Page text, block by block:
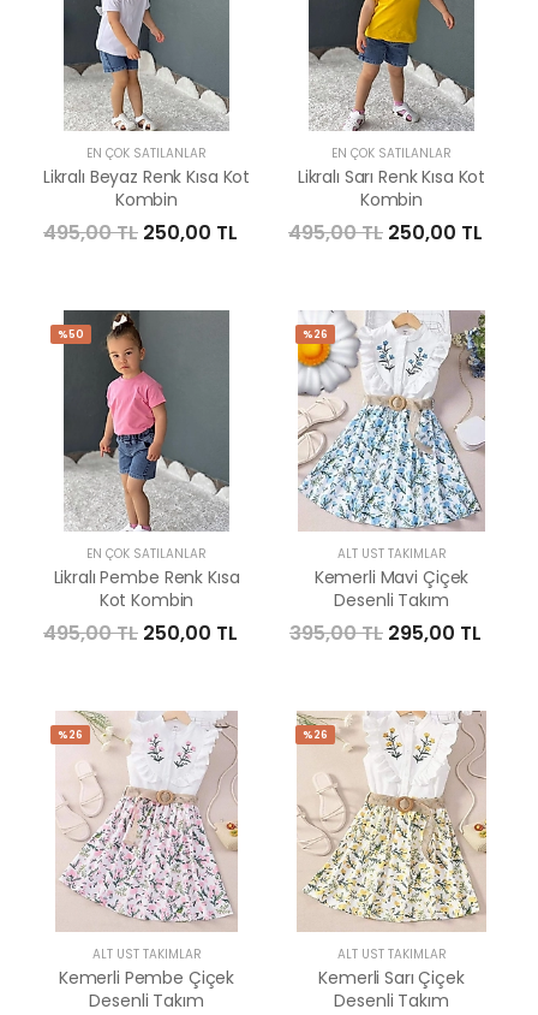
EN ÇOK SATILANLAR
Likralı Beyaz Renk Kısa Kot
Kombin
495,00 TL 250,00 TL
EN ÇOK SATILANLAR
Likralı Sarı Renk Kısa Kot
Kombin
495,00 TL 250,00 TL
%50
EN ÇOK SATILANLAR
Likralı Pembe Renk Kısa
Kot Kombin
495,00 TL 250,00 TL
%26
ALT ÜST TAKIMLAR
Kemerli Mavi Çiçek
Desenli Takım
395,00 TL 295,00 TL
%26
ALT ÜST TAKIMLAR
Kemerli Pembe Çiçek
Desenli Takım
%26
ALT ÜST TAKIMLAR
Kemerli Sarı Çiçek
Desenli Takım